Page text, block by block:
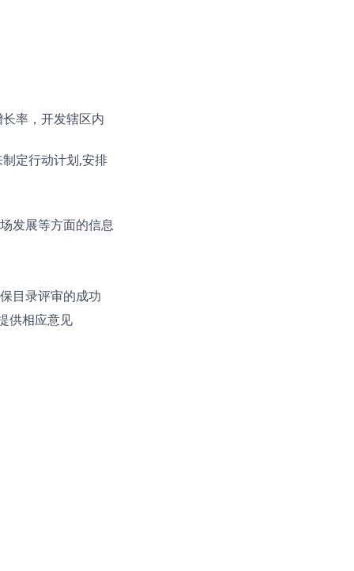
率，开发辖区内
定行动计划,安排
发展等方面的信息
目录评审的成功
供相应意见